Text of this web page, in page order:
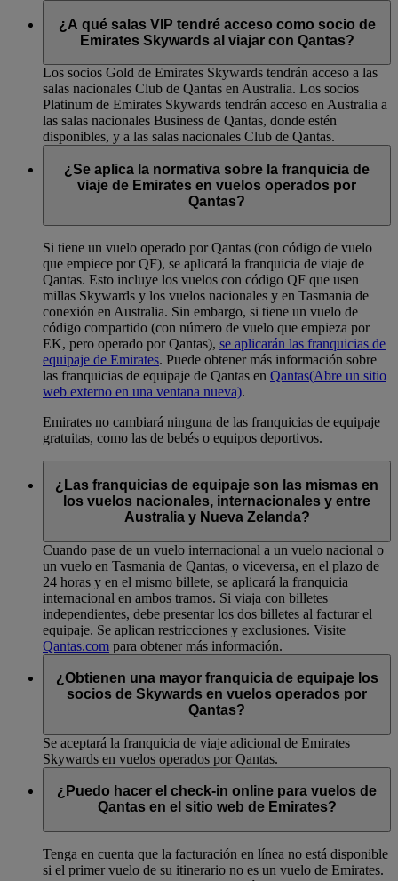
¿A qué salas VIP tendré acceso como socio de
Emirates Skywards al viajar con Qantas?
Los socios Gold de Emirates Skywards tendrán acceso a las
salas nacionales Club de Qantas en Australia. Los socios
Platinum de Emirates Skywards tendrán acceso en Australia a
las salas nacionales Business de Qantas, donde estén
disponibles, y a las salas nacionales Club de Qantas.
¿Se aplica la normativa sobre la franquicia de
viaje de Emirates en vuelos operados por
Qantas?
Si tiene un vuelo operado por Qantas (con código de vuelo
que empiece por QF), se aplicará la franquicia de viaje de
Qantas. Esto incluye los vuelos con código QF que usen
millas Skywards y los vuelos nacionales y en Tasmania de
conexión en Australia. Sin embargo, si tiene un vuelo de
código compartido (con número de vuelo que empieza por
EK, pero operado por Qantas), se aplicarán las franquicias de
equipaje de Emirates. Puede obtener más información sobre
las franquicias de equipaje de Qantas en Qantas(Abre un sitio
web externo en una ventana nueva).
Emirates no cambiará ninguna de las franquicias de equipaje
gratuitas, como las de bebés o equipos deportivos.
¿Las franquicias de equipaje son las mismas en
los vuelos nacionales, internacionales y entre
Australia y Nueva Zelanda?
Cuando pase de un vuelo internacional a un vuelo nacional o
un vuelo en Tasmania de Qantas, o viceversa, en el plazo de
24 horas y en el mismo billete, se aplicará la franquicia
internacional en ambos tramos. Si viaja con billetes
independientes, debe presentar los dos billetes al facturar el
equipaje. Se aplican restricciones y exclusiones. Visite
Qantas.com para obtener más información.
¿Obtienen una mayor franquicia de equipaje los
socios de Skywards en vuelos operados por
Qantas?
Se aceptará la franquicia de viaje adicional de Emirates
Skywards en vuelos operados por Qantas.
¿Puedo hacer el check-in online para vuelos de
Qantas en el sitio web de Emirates?
Tenga en cuenta que la facturación en línea no está disponible
si el primer vuelo de su itinerario no es un vuelo de Emirates.